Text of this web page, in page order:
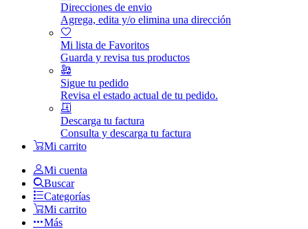
Direcciones de envio
Agrega, edita y/o elimina una dirección
Mi lista de Favoritos
Guarda y revisa tus productos
Sigue tu pedido
Revisa el estado actual de tu pedido.
Descarga tu factura
Consulta y descarga tu factura
Mi carrito
Mi cuenta
Buscar
Categorías
Mi carrito
Más